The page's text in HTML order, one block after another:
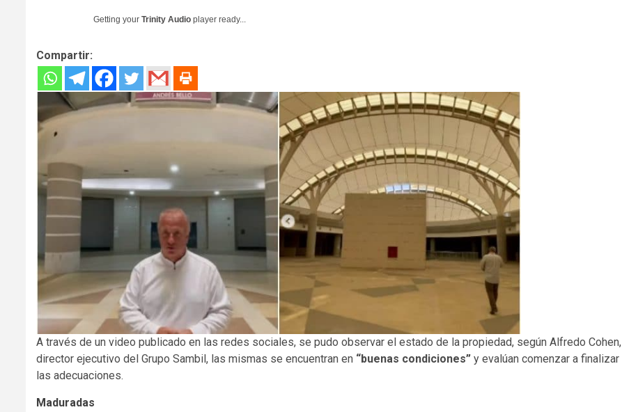
Getting your Trinity Audio player ready...
Compartir:
A través de un video publicado en las redes sociales, se pudo observar el estado de la propiedad, según Alfredo Cohen,
director ejecutivo del Grupo Sambil, las mismas se encuentran en “buenas condiciones” y evalúan comenzar a finalizar
las adecuaciones.
Maduradas